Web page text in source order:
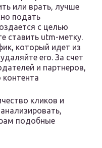
или врать, лучше
подать
с целью
ставить utm-метку.
который идет из
его. За счет
и партнеров,
контента
кликов и
подобные